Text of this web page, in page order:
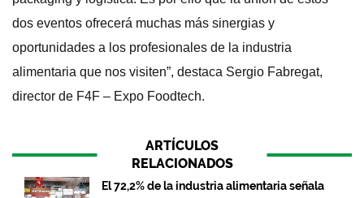
dos eventos ofrecerá muchas más sinergias y
oportunidades a los profesionales de la industria
alimentaria que nos visiten”, destaca Sergio Fabregat,
director de F4F – Expo Foodtech.
ARTÍCULOS
RELACIONADOS
El 72,2% de la industria alimentaria señala